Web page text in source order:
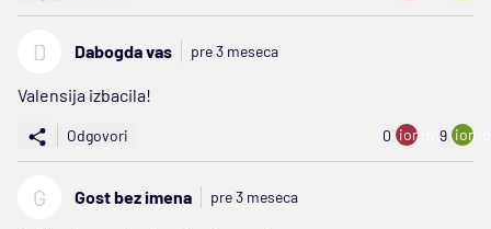
D Dabogda vas pre 3 meseca
Valensija izbacila!
Odgovori 0 ion:minus
9
G Gost bez imena pre 3 meseca